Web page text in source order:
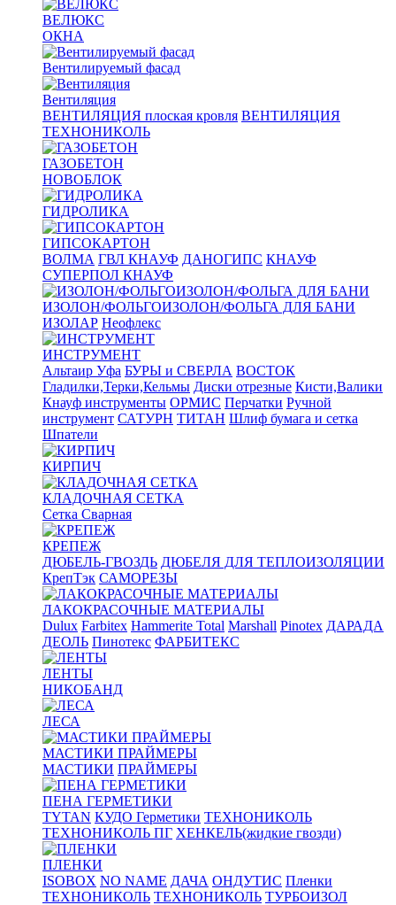
ВЕЛЮКС
ОКНА
Вентилируемый фасад
Вентиляция
ВЕНТИЛЯЦИЯ плоская кровля ВЕНТИЛЯЦИЯ
ТЕХНОНИКОЛЬ
ГАЗОБЕТОН
НОВОБЛОК
ГИДРОЛИКА
ГИПСОКАРТОН
ВОЛМА ГВЛ КНАУФ ДАНОГИПС КНАУФ
СУПЕРПОЛ КНАУФ
ИЗОЛОН/ФОЛЬГОИЗОЛОН/ФОЛЬГА ДЛЯ БАНИ
ИЗОЛАР Неофлекс
ИНСТРУМЕНТ
Альтаир Уфа БУРЫ и СВЕРЛА ВОСТОК
Гладилки,Терки,Кельмы Диски отрезные Кисти,Валики
Кнауф инструменты ОРМИС Перчатки Ручной
инструмент САТУРН ТИТАН Шлиф бумага и сетка
Шпатели
КИРПИЧ
КЛАДОЧНАЯ СЕТКА
Сетка Сварная
КРЕПЕЖ
ДЮБЕЛЬ-ГВОЗДЬ ДЮБЕЛЯ ДЛЯ ТЕПЛОИЗОЛЯЦИИ
КрепТэк САМОРЕЗЫ
ЛАКОКРАСОЧНЫЕ МАТЕРИАЛЫ
Dulux Farbitex Hammerite Total Marshall Pinotex ДАРАДА
ДЕОЛЬ Пинотекс ФАРБИТЕКС
ЛЕНТЫ
НИКОБАНД
ЛЕСА
МАСТИКИ ПРАЙМЕРЫ
МАСТИКИ ПРАЙМЕРЫ
ПЕНА ГЕРМЕТИКИ
TYTAN КУДО Герметики ТЕХНОНИКОЛЬ
ТЕХНОНИКОЛЬ ПГ ХЕНКЕЛЬ(жидкие гвозди)
ПЛЕНКИ
ISOBOX NO NAME ДАЧА ОНДУТИС Пленки
ТЕХНОНИКОЛЬ ТЕХНОНИКОЛЬ ТУРБОИЗОЛ